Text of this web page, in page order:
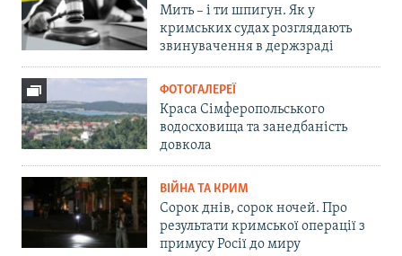
Мить – і ти шпигун. Як у
кримських судах розглядають
звинувачення в держзраді
ФОТОГАЛЕРЕЇ
Краса Сімферопольського
водосховища та занедбаність
довкола
ВІЙНА ТА КРИМ
Сорок днів, сорок ночей. Про
результати кримської операції з
примусу Росії до миру